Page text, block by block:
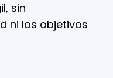
sin
ni los objetivos